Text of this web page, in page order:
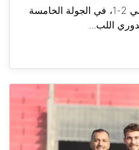
فوز الأنصار على جويا الرياضي 2-1، في الجولة الخامسة
اللب...